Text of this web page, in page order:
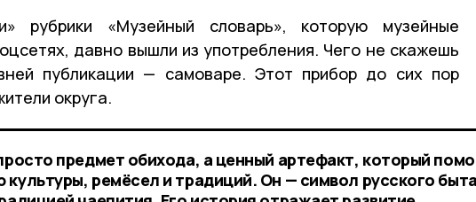
рубрики «Музейный словарь», которую музейные
давно вышли из употребления. Чего не скажешь
публикации — самоваре. Этот прибор до сих пор
округа.
предмет обихода, а ценный артефакт, который
культуры, ремёсел и традиций. Он — символ русского